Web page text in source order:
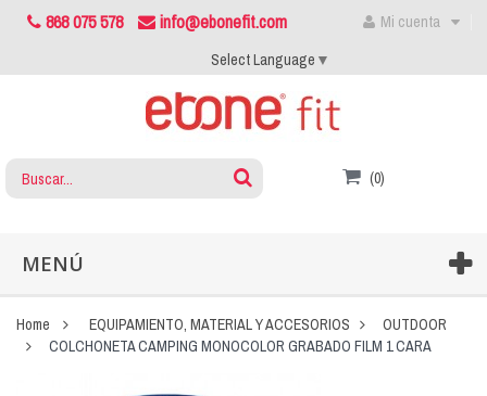
868 075 578 info@ebonefit.com
Mi cuenta
Select Language ▼
(0)
MENÚ
Home EQUIPAMIENTO, MATERIAL Y ACCESORIOS
OUTDOOR
COLCHONETA CAMPING MONOCOLOR GRABADO FILM 1 CARA